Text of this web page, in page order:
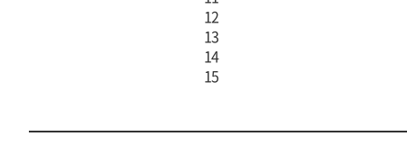
12
13
14
15